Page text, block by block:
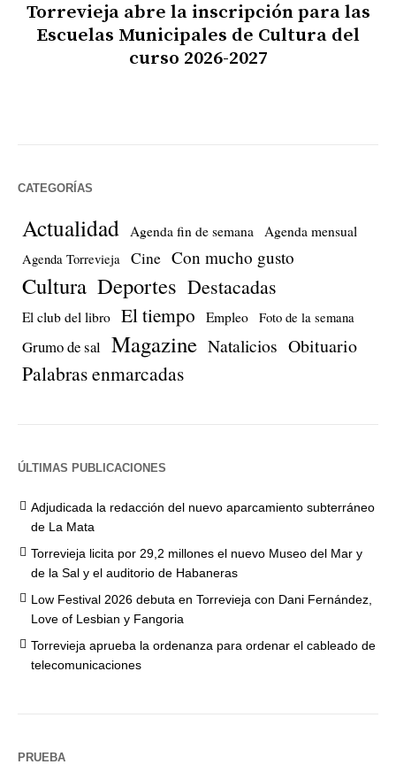
Torrevieja abre la inscripción para las
Escuelas Municipales de Cultura del
curso 2026-2027
CATEGORÍAS
Actualidad Agenda fin de semana Agenda mensual
Agenda Torrevieja Cine Con mucho gusto
Cultura Deportes Destacadas
El club del libro El tiempo Empleo Foto de la semana
Grumo de sal Magazine Natalicios Obituario
Palabras enmarcadas
ÚLTIMAS PUBLICACIONES
Adjudicada la redacción del nuevo aparcamiento subterráneo
de La Mata
Torrevieja licita por 29,2 millones el nuevo Museo del Mar y
de la Sal y el auditorio de Habaneras
Low Festival 2026 debuta en Torrevieja con Dani Fernández,
Love of Lesbian y Fangoria
Torrevieja aprueba la ordenanza para ordenar el cableado de
telecomunicaciones
PRUEBA